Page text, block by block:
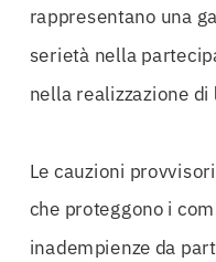
rappresentano una
serietà nella
nella realizzazione di
Le cauzioni
che proteggono i
inadempienze da